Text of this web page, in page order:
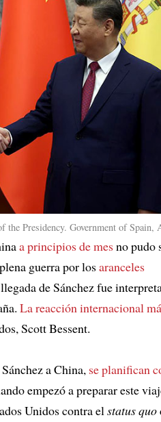
the Presidency. Government of
a principios de mesno pudo
guerra por losaranceles
de Sánchez fue
La reacción internacional
Scott Bessent.
a China, se planifican
empezó a preparar este
Unidos contra el status quo